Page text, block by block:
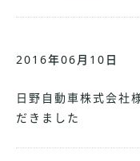
2016年06月10日
日野自動車株式会社
だきました